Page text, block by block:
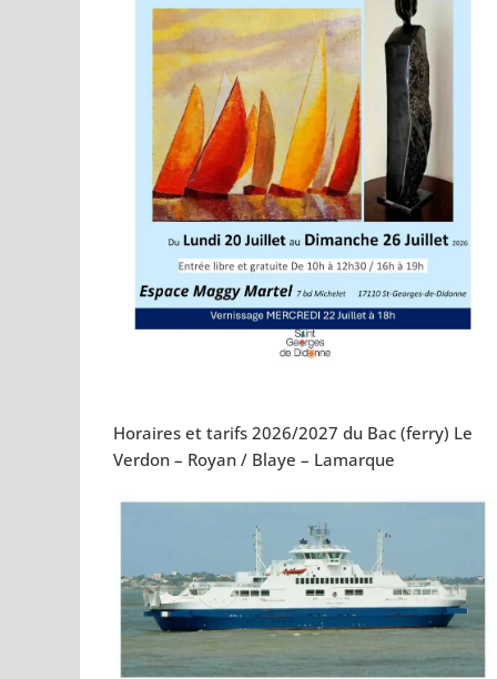
Horaires et tarifs 2026/2027 du Bac (ferry) Le
Verdon – Royan / Blaye – Lamarque